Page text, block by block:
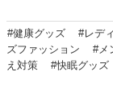
#健康グッズ #レデ
ズファッション
#メ
え対策
#快眠グッズ